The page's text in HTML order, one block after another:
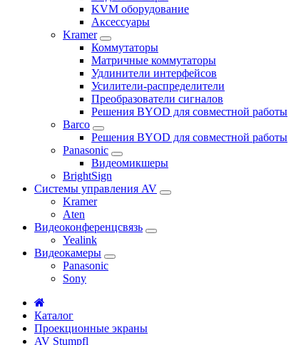
KVM оборудование
Аксессуары
Kramer
Коммутаторы
Матричные коммутаторы
Удлинители интерфейсов
Усилители-распределители
Преобразователи сигналов
Решения BYOD для совместной работы
Barco
Решения BYOD для совместной работы
Panasonic
Видеомикшеры
BrightSign
Системы управления AV
Kramer
Aten
Видеоконференцсвязь
Yealink
Видеокамеры
Panasonic
Sony
Каталог
Проекционные экраны
AV Stumpfl